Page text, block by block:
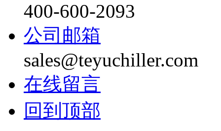
400-600-2093
公司邮箱
sales@teyuchiller.com
在线留言
回到顶部